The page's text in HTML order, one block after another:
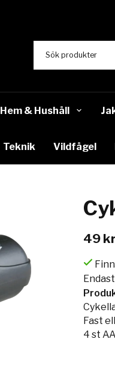
Hem & Hushåll
Teknik Vildfågel
49
Fast
4 st